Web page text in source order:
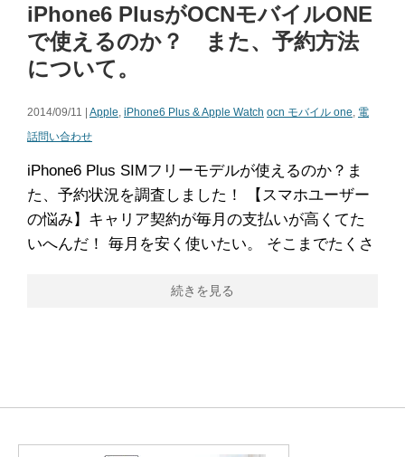
iPhone6 PlusがOCNモバイルONE
で使えるのか？ また、予約方法
について。
2014/09/11 | Apple, iPhone6 Plus & Apple Watch ocn モバイル one, 電
話問い合わせ
iPhone6 Plus SIMフリーモデルが使えるのか？ま
た、予約状況を調査しました！ 【スマホユーザー
の悩み】キャリア契約が毎月の支払いが高くてた
いへんだ！ 毎月を安く使いたい。 そこまでたくさ
続きを見る